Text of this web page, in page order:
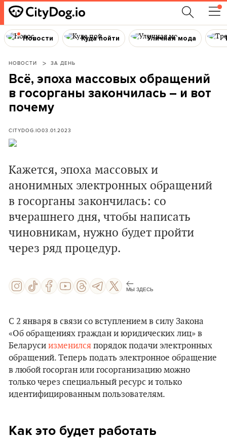
Новости Куда пойти Уличная мода
НОВОСТИ ЗА ДЕНЬ
Всё, эпоха массовых обращений
в госорганы закончилась – и вот
почему
CITYDOG.IO03.01.2023
Кажется, эпоха массовых и
анонимных электронных обращений
в госорганы закончилась: со
вчерашнего дня, чтобы написать
чиновникам, нужно будет пройти
через ряд процедур.
МЫ ЗДЕСЬ
С 2 января в связи со вступлением в силу Закона
«Об обращениях граждан и юридических лиц» в
Беларуси изменился порядок подачи электронных
обращений. Теперь подать электронное обращение
в любой госорган или госорганизацию можно
только через специальный ресурс и только
идентифицированным пользователям.
Как это будет работать